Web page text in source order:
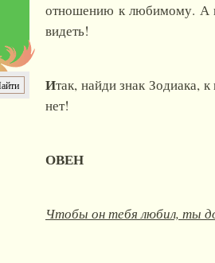
отношению к любимому. А
видеть!
Итак, найди знак Зодиака,
нет!
ОВЕН
Чтобы он тебя любил, ты